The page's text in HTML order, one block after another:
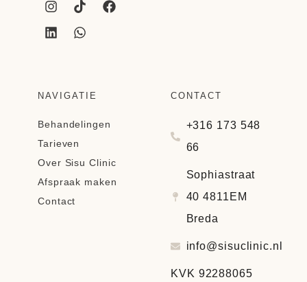
NAVIGATIE
Behandelingen
Tarieven
Over Sisu Clinic
Afspraak maken
Contact
CONTACT
+316 173 548
66
Sophiastraat
40 4811EM
Breda
info@sisuclinic.nl
KVK 92288065